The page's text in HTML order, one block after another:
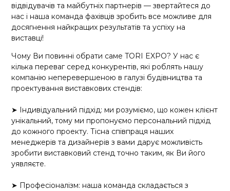
відвідувачів та майбутніх партнерів — звертайтеся до
нас і наша команда фахівців зробить все можливе для
досягнення найкращих результатів та успіху на
виставці!
Чому Ви повинні обрати саме TORI EXPO? У нас є
кілька переваг серед конкурентів, які роблять нашу
компанію неперевершеною в галузі будівництва та
проектування виставкових стендів:
➤ Індивідуальний підхід: ми розуміємо, що кожен клієнт
унікальний, тому ми пропонуємо персональний підхід
до кожного проекту. Тісна співпраця наших
менеджерів та дизайнерів з вами дарує можливість
зробити виставковий стенд точно таким, як Ви його
уявляєте.
➤ Професіоналізм: наша команда складається з